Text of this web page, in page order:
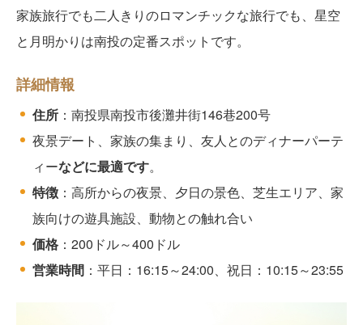
家族旅行でも二人きりのロマンチックな旅行でも、星空
と月明かりは南投の定番スポットです。
詳細情報
住所 ：南投県南投市後灘井街146巷200号
夜景デート、家族の集まり、友人とのディナーパーテ
ィーなどに最適です。
特徴 ：高所からの夜景、夕日の景色、芝生エリア、家
族向けの遊具施設、動物との触れ合い
価格 ：200ドル～400ドル
営業時間 ：平日：16:15～24:00、祝日：10:15～23:55